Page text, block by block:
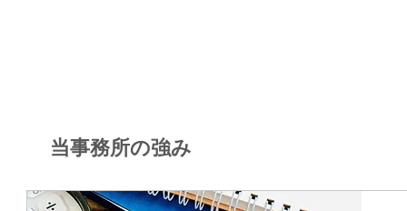
当事務所の強み